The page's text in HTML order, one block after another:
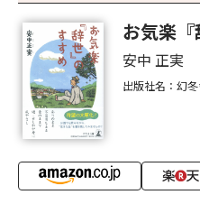
お気楽
安中 正実
出版社名：幻